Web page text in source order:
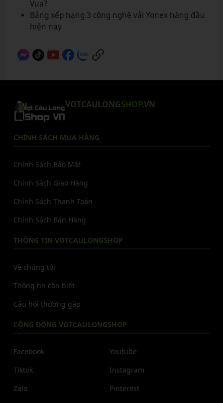
Vua?
Bảng xếp hạng 3 công nghệ vải Yonex hàng đầu
hiện nay
VOTCAULONGSHOP.VN
CHÍNH SÁCH MUA HÀNG
Chính Sách Bảo Mật
Chính Sách Giao Hàng
Chính Sách Thanh Toán
Chính Sách Bán Hàng
THÔNG TIN VOTCAULONGSHOP
Về chúng tôi
Thông tin cần biết
Câu hỏi thường gặp
CỘNG ĐỒNG VOTCAULONGSHOP
Facebook
Tiktok
Zalo
Youtube
Instagram
Pinterest